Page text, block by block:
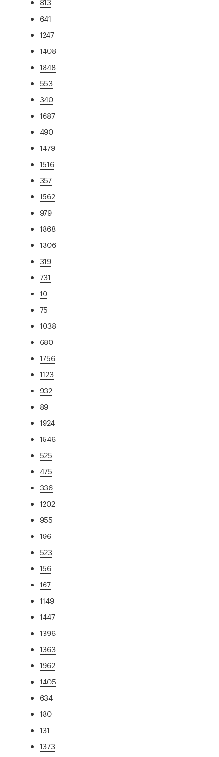
813
641
1247
1408
1848
553
340
1687
490
1479
1516
357
1562
979
1868
1306
319
731
10
75
1038
680
1756
1123
932
89
1924
1546
525
475
336
1202
955
196
523
156
167
1149
1447
1396
1363
1962
1405
634
180
131
1373